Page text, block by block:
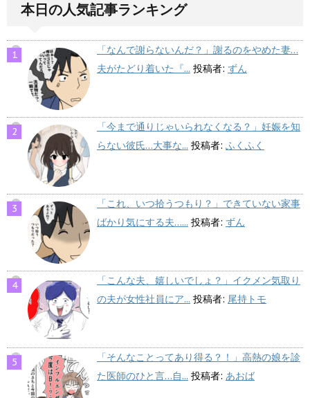
本日の人気記事ランキング
「なんで謝らないんだ？」謝るのをやめた妻…
夫がたどり着いた『... 投稿者: ずん
「今まで通りじゃいられなくなる？」妊娠を知
らない彼氏…大事な... 投稿者: ふくふく
「これ、いつ拾うつもり？」できていない家事
ばかり気にする夫…... 投稿者: ずん
「こんな夫、嬉しいでしょ？」イクメン気取り
の夫が女性社員にア... 投稿者: 尾持トモ
「そんなことってあり得る？！」高熱の娘を診
た医師のひと言…自... 投稿者: あおば